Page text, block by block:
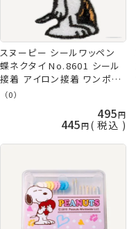
スヌーピー シールワッペン
蝶ネクタイ No.8601 シール
接着 アイロン接着 ワンポイ
ント ネコポス可 ミササ 手芸
（0）
495
445 税込